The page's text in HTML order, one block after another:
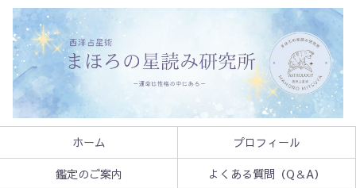
ホーム
プロフィール
鑑定のご案内
よくある質問（Q＆A）